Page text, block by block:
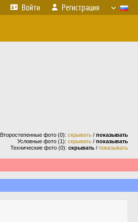
Войти Регистрация
Второстепенные фото (0): скрывать / показывать
Условные фото (1): скрывать / показывать
Технические фото (0): скрывать / показывать